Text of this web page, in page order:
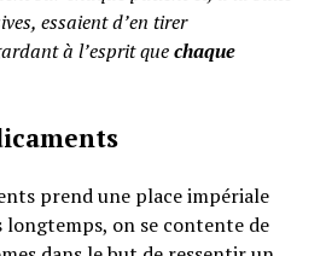
essaient d’en tirer
à l’esprit quechaque
prend une place impériale
longtemps, on se contente de